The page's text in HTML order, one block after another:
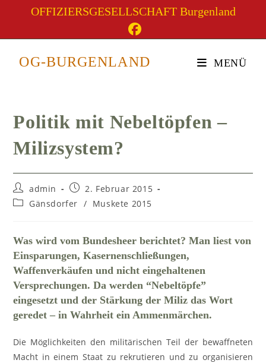
springen
OFFIZIERSGESELLSCHAFT Burgenland
OG-BURGENLAND MENÜ
Blog
Politik mit Nebeltöpfen –
Milizsystem?
Beitrags-
Autor:
admin
Beitrag
veröffentlicht:
2. Februar 2015
Beitrags-
Gänsdorfer / Muskete 2015
Was wird vom Bundesheer berichtet? Man liest von
Einsparungen, Kasernenschließungen,
Waffenverkäufen und nicht eingehaltenen
Versprechungen. Da werden “Nebeltöpfe”
eingesetzt und der Stärkung der Miliz das Wort
geredet – in Wahrheit ein Ammenmärchen.
Die Möglichkeiten den militärischen Teil der bewaffneten
Macht in einem Staat zu rekrutieren und zu organisieren